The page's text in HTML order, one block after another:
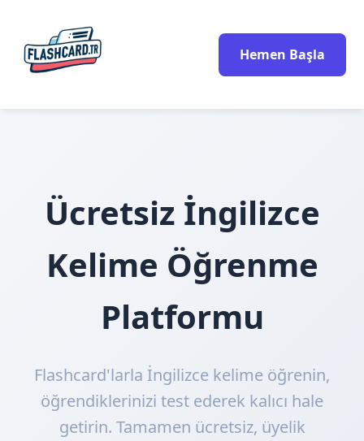
Hemen Başla
Ücretsiz İngilizce
Kelime Öğrenme
Platformu
Flashcard'larla İngilizce kelime öğrenin,
öğrendiklerinizi test ederek kalıcı hale
getirin. Tamamen ücretsiz, üyelik